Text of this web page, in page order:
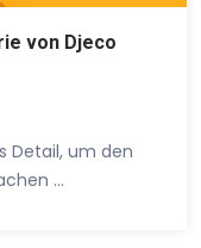
von Djeco
Detail, um den
…